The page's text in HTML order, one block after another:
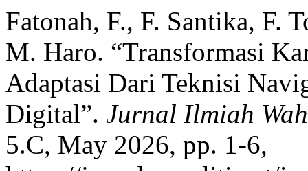
Fatonah, F., F. Santika, F.
M. Haro. “Transformasi
Adaptasi Dari Teknisi
Digital”. Jurnal Ilmiah
5.C, May 2026, pp. 1-6,